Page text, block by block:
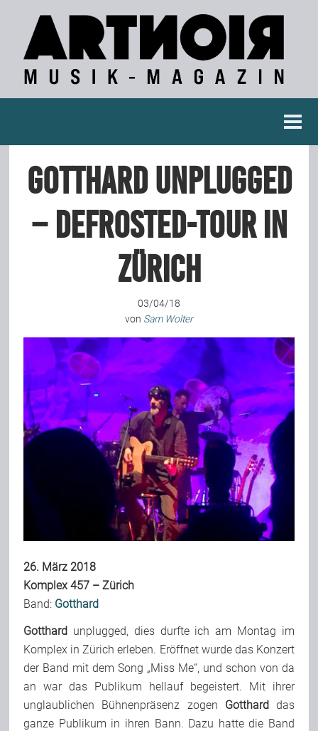
Konzertberichte
Fotoreportagen
Bild-Archiv
Rezensionen
Backstage
Kontakt
Team
Join Us
Gotthard unplugged
– Defrosted-Tour in
Zürich
03/04/18
von Sam Wolter
26. März 2018
Komplex 457 – Zürich
Band: Gotthard
Gotthard unplugged, dies durfte ich am Montag im
Komplex in Zürich erleben. Eröffnet wurde das Konzert
der Band mit dem Song „Miss Me“, und schon von da
an war das Publikum hellauf begeistert. Mit ihrer
unglaublichen Bühnenpräsenz zogen Gotthard das
ganze Publikum in ihren Bann. Dazu hatte die Band